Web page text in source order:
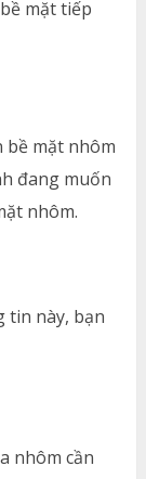
mặt tiếp
bề mặt nhôm
đang muốn
nhôm.
tin này, bạn
nhôm cần